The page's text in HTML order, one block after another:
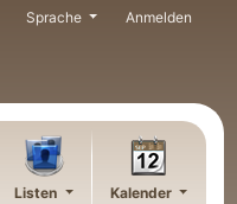
Sprache Anmelden
Listen Kalender